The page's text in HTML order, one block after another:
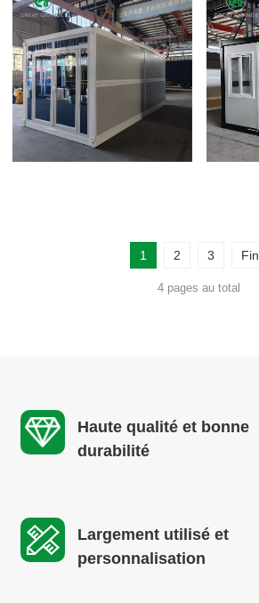
1 2 3 Fin
4 pages au total
Haute qualité et bonne
durabilité
Largement utilisé et
personnalisation